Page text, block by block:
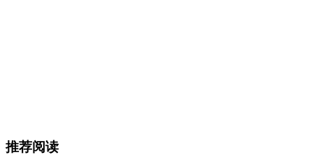
推荐阅读